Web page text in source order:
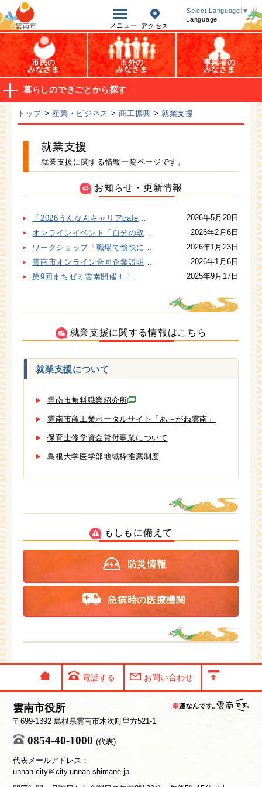
雲南市 メニュー アクセス
Select Language ▼
Language
オープンデータ
市民の
みなさま
市外の
みなさま
事業者の
みなさま
暮らしのできごとから探す
トップ > 産業・ビジネス >商工振興 >就業支援
就業支援
就業支援に関する情報一覧ページです。
お知らせ・更新情報
「2026うんなんキャリアcafe」をはじめます
2026年5月20日
オンラインイベント「自分の取扱説明書を作ってみよう！」
2026年2月6日
ワークショップ「職場で愉快に生きていくことのすゝめ」
2026年1月23日
雲南市オンライン合同企業説明会を開催します！
2026年1月6日
第9回まちゼミ雲南開催！！
2025年9月17日
就業支援に関する情報はこちら
就業支援について
雲南市無料職業紹介所
雲南市商工業ポータルサイト「あ～がね雲南」
保育士修学資金貸付事業について
島根大学医学部地域枠推薦制度
もしもに備えて
防災情報
急病時の医療機関
電話する お問い合わせ
雲南市役所
〒699-1392 島根県雲南市木次町里方521-1
0854-40-1000 (代表)
代表メールアドレス：
unnan-city＠city.unnan.shimane.jp